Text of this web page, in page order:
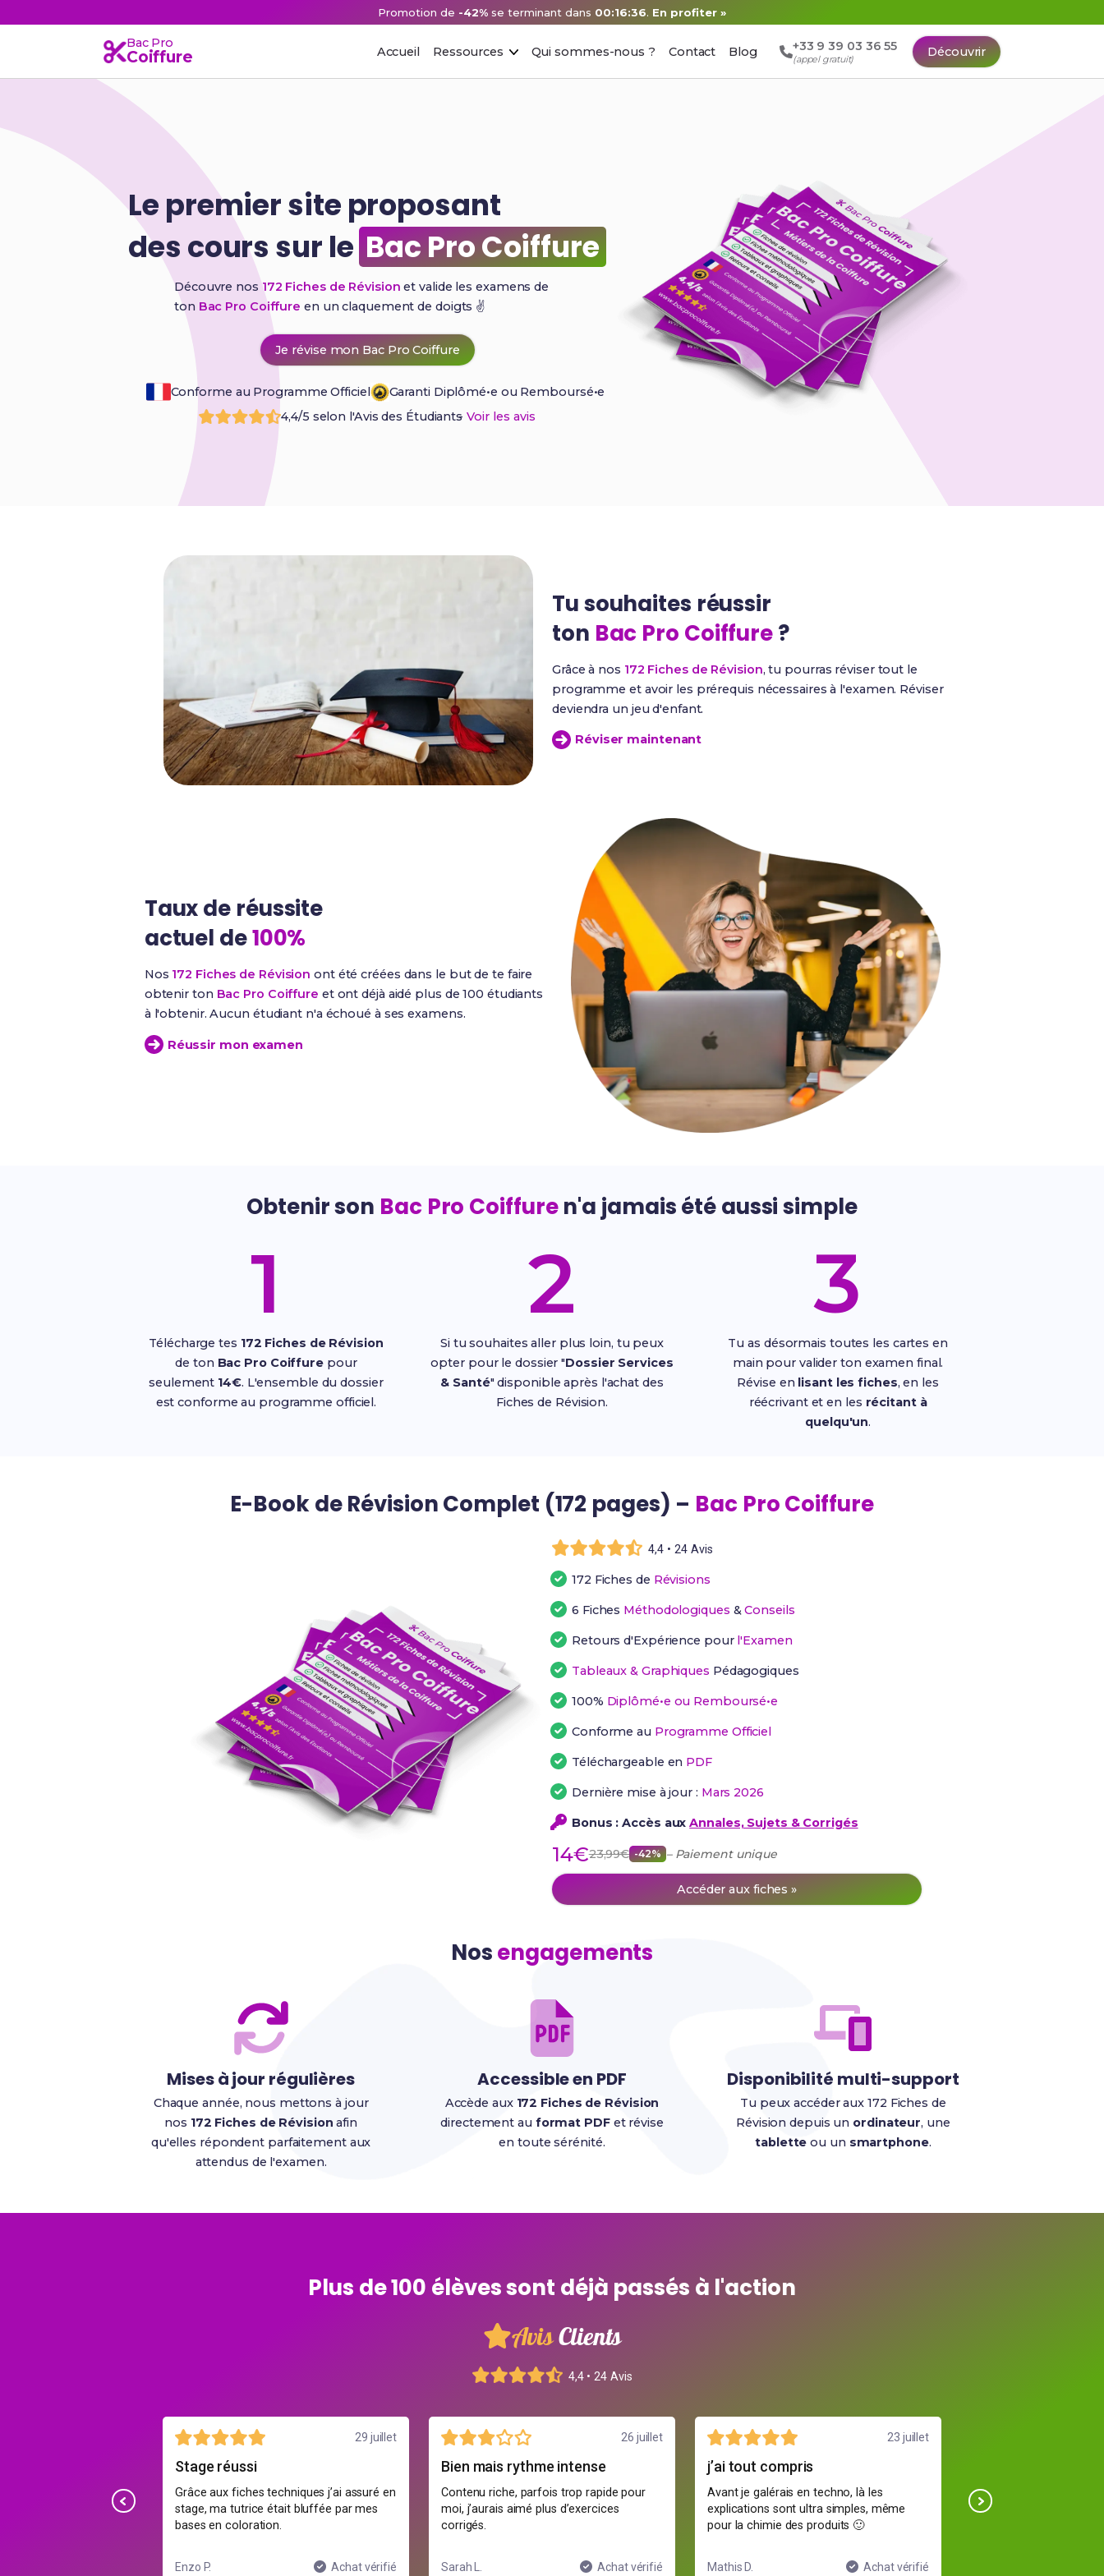
Promotion de -42% se terminant dans 00:16:35. En profiter »
Bac Pro
Coiffure Accueil Ressources Qui sommes-nous ? Contact Blog +33 9 39 03 36 55
(appel gratuit)
Découvrir
Le premier site proposant
des cours sur leBac Pro Coiffure
Découvre nos172 Fiches de Révision et valide les examens de
ton Bac Pro Coiffure en un claquement de doigts ✌️
Je révise mon Bac Pro Coiffure
Conforme au Programme Officiel
Garanti Diplômé•e ou Remboursé•e
4,4/5 selon l'Avis des Étudiants
- Voir les avis
Tu souhaites réussir
ton Bac Pro Coiffure?
Grâce à nos 172 Fiches de Révision, tu pourras réviser tout le
programme et avoir les prérequis nécessaires à l'examen. Réviser
deviendra un jeu d'enfant.
Réviser maintenant
Taux de réussite
actuel de100%
Nos 172 Fiches de Révision ont été créées dans le but de te faire
obtenir ton Bac Pro Coiffure et ont déjà aidé plus de 100 étudiants
à l'obtenir. Aucun étudiant n'a échoué à ses examens.
Réussir mon examen
Obtenir son Bac Pro Coiffuren'a jamais été aussi simple
1
Télécharge tes 172 Fiches de Révision
de ton Bac Pro Coiffurepour
seulement 14€. L'ensemble du dossier
est conforme au programme officiel.
2
Si tu souhaites aller plus loin, tu peux
opter pour le dossier "Dossier Services
& Santé" disponible après l'achat des
Fiches de Révision.
3
Tu as désormais toutes les cartes en
main pour valider ton examen final.
Révise en lisant les fiches, en les
réécrivant et en les récitant à
quelqu'un.
E-Book de Révision Complet (172 pages) – Bac Pro Coiffure
4,4 • 24 Avis
172 Fiches de Révisions
6 Fiches Méthodologiques &Conseils
Retours d'Expérience pour l'Examen
Tableaux & Graphiques Pédagogiques
100% Diplômé•e ou Remboursé•e
Conforme au Programme Officiel
Téléchargeable en PDF
Dernière mise à jour : Mars 2026
Bonus : Accès auxAnnales, Sujets & Corrigés
14€23,99€ -42% – Paiement unique
Accéder aux fiches »
Nosengagements
Mises à jour régulières
Chaque année, nous mettons à jour
nos 172 Fiches de Révision afin
qu'elles répondent parfaitement aux
attendus de l'examen.
Accessible en PDF
Accède aux 172 Fiches de Révision
directement au format PDFet révise
en toute sérénité.
Disponibilité multi-support
Tu peux accéder aux 172 Fiches de
Révision depuis un ordinateur, une
tablette ou un smartphone.
Plus de 100 élèves sont déjà passés à l'action
AvisClients
4,4 • 24 Avis
style détendu, on pose
sans stress, parfait
29 juillet
Stage réussi
Grâce aux fiches techniques j’ai assuré en
stage, ma tutrice était bluffée par mes
bases en coloration.
Enzo P. Achat vérifié
26 juillet
Bien mais rythme intense
Contenu riche, parfois trop rapide pour
moi, j’aurais aimé plus d’exercices
corrigés.
Sarah L. Achat vérifié
23 juillet
j’ai tout compris
Avant je galérais en techno, là les
explications sont ultra simples, même
pour la chimie des produits 🙂
Mathis D. Achat vérifié
J’utilise les cours pour
contrôles, mes notes